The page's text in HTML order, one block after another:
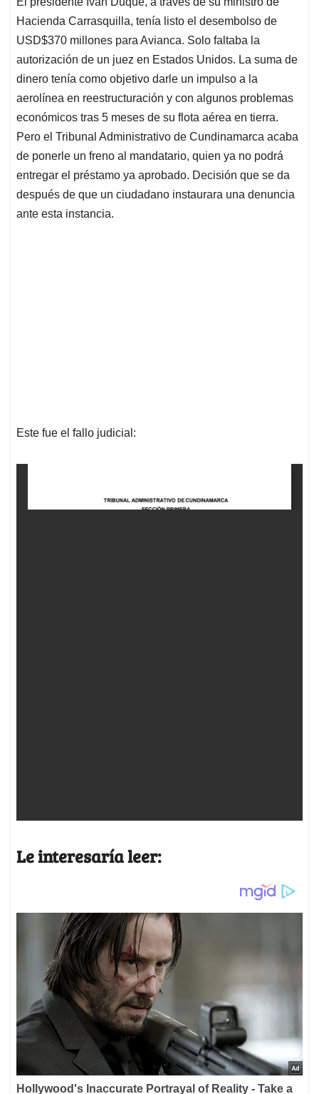
s
A
p
p
b
o
o
k
e
d
I
n
l
a
d
s
Hacienda Carrasquilla, tenía listo el desembolso de
USD$370 millones para Avianca. Solo faltaba la
autorización de un juez en Estados Unidos. La suma de
dinero tenía como objetivo darle un impulso a la
aerolínea en reestructuración y con algunos problemas
económicos tras 5 meses de su flota aérea en tierra.
Pero el Tribunal Administrativo de Cundinamarca acaba
de ponerle un freno al mandatario, quien ya no podrá
entregar el préstamo ya aprobado. Decisión que se da
después de que un ciudadano instaurara una denuncia
ante esta instancia.
Este fue el fallo judicial:
Le interesaría leer: